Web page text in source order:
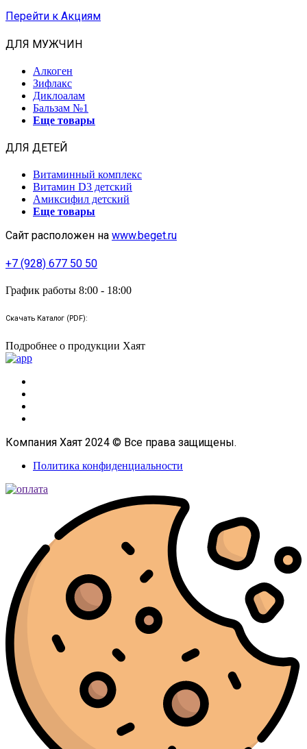
Перейти к Акциям
ДЛЯ МУЖЧИН
Алкоген
Зифлакс
Диклоалам
Бальзам №1
Еще товары
ДЛЯ ДЕТЕЙ
Витаминный комплекс
Витамин D3 детский
Амиксифил детский
Еще товары
Сайт расположен на www.beget.ru
+7 (928) 677 50 50
График работы 8:00 - 18:00
Скачать Каталог (PDF):
Подробнее о продукции Хаят
Компания Хаят 2024 © Все права защищены.
Политика конфиденциальности